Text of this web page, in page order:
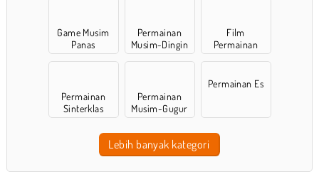
Game Musim
Panas
Permainan
Musim-Dingin
Film
Permainan
Permainan
Sinterklas
Permainan
Musim-Gugur
Permainan Es
Lebih banyak kategori